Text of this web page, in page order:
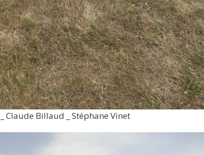
Claude Billaud _ Stéphane Vinet